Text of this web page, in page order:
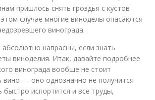
пришлось снять гроздья с кустов
случае многие виноделы опасаются
винограда.
напрасны, если знать
виноделия. Итак, давайте подробнее
винограда вообще не стоит
вино — оно однозначно не получится
быстро испортится и все труды,